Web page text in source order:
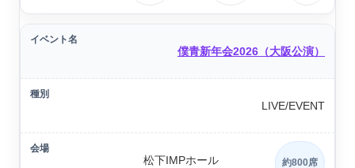
僕青新年会2026（大阪公演）
LIVE/EVENT
松下IMPホール 約800席